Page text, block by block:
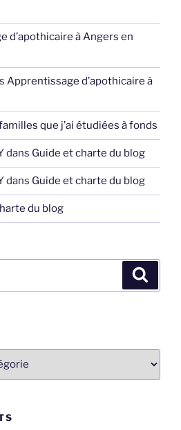
d’apothicaire à Angers en
Apprentissage d’apothicaire à
que j’ai étudiées à fonds
dans Guide et charte du blog
dans Guide et charte du blog
du blog